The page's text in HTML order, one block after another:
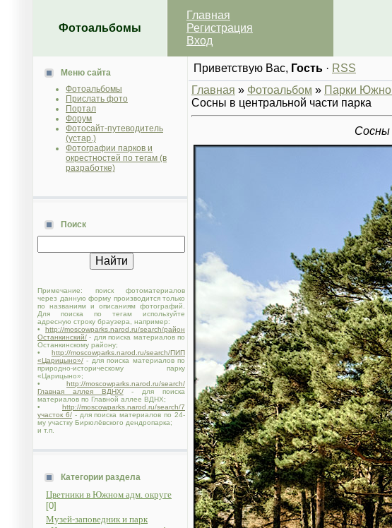
Фотоальбомы
Главная
Регистрация
Вход
Меню сайта
Фотоальбомы
Прислать фото
Портал
Форум
Фотосайт-путеводитель
(устар.)
Фотографии парков и
окрестностей по тегам (в
разработке)
Поиск
Примечание: поиск фотоматериалов
через данную форму производится только
по названиям и описаниям фотографий.
Для поиска по тегам используйте
адресную строку браузера, например:
• http://moscowparks.narod.ru/search/район
Останкинский/ - для поиска материалов по
Останкинскому району;
• http://moscowparks.narod.ru/search/ПИП
«Царицыно»/ - для поиска материалов по
природно-историческому парку
«Царицыно»;
• http://moscowparks.narod.ru/search/
Главная аллея ВДНХ/- для поиска
материалов по Главной аллее ВДНХ;
• http://moscowparks.narod.ru/search/7
участок 6/- для поиска материалов по 24-
му участку Бирюлёвского дендропарка;
и т.п.
Категории раздела
Цветники в Южном адм. округе
[0]
Музей-заповедник и парк
Приветствую Вас, Гость · RSS
Главная » Фотоальбом » Парки
Сосны в центральной части парка
Сосны